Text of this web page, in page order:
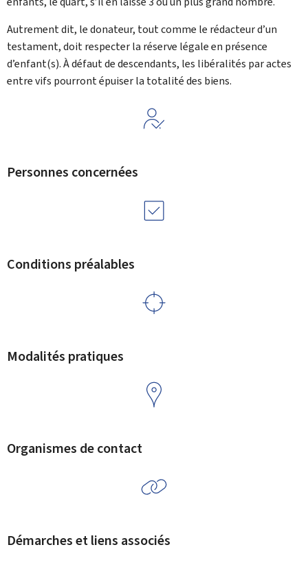
Autrement dit, le donateur, tout comme le rédacteur d’un
testament, doit respecter la réserve légale en présence
d’enfant(s). À défaut de descendants, les libéralités par actes
entre vifs pourront épuiser la totalité des biens.
Personnes concernées
Conditions préalables
Modalités pratiques
Organismes de contact
Démarches et liens associés